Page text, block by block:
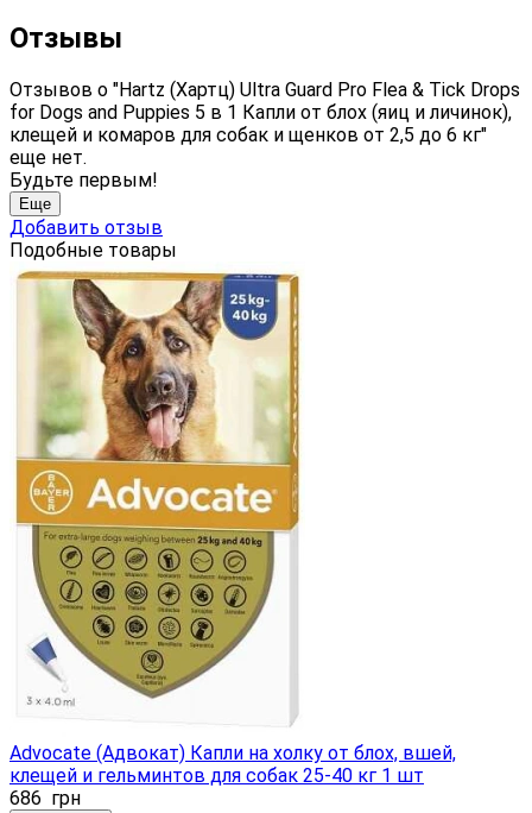
Отзывы
Отзывов о "Hartz (Хартц) Ultra Guard Pro Flea & Tick Drops
for Dogs and Puppies 5 в 1 Капли от блох (яиц и личинок),
клещей и комаров для собак и щенков от 2,5 до 6 кг"
еще нет.
Будьте первым!
Еще
Добавить отзыв
Подобные товары
Advocate (Адвокат) Капли на холку от блох, вшей,
клещей и гельминтов для собак 25-40 кг 1 шт
686 грн